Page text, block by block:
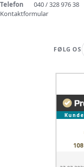
Telefon
040 / 328 976 38
Kontaktformular
FØLG OS